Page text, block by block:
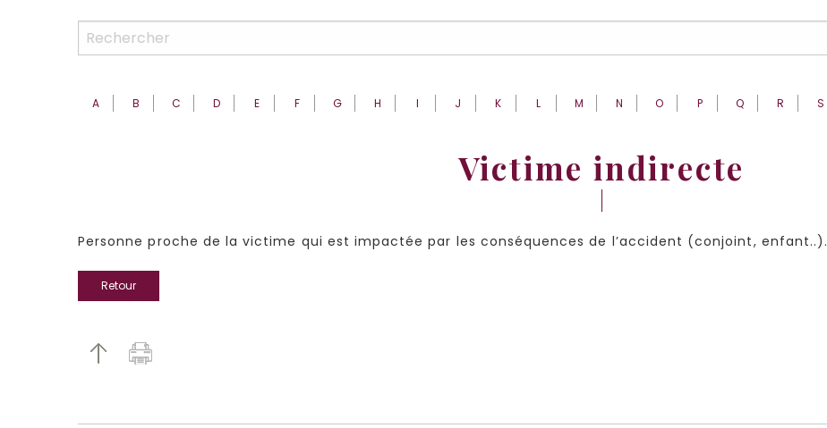
A B C D E F G H I J K L M N O P Q R S
Victime indirecte
Personne proche de la victime qui est impactée par les conséquences de l’accident (conjoint, enfant..).
Retour